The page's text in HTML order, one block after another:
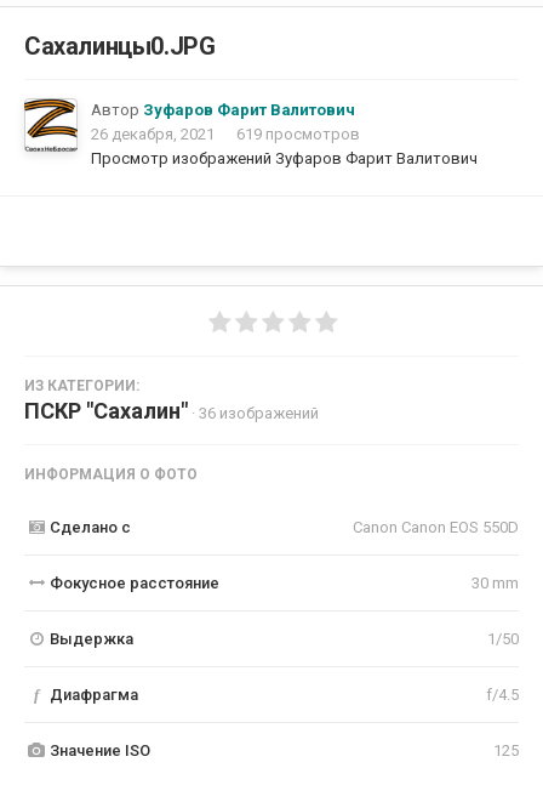
Сахалинцы0.JPG
Автор Зуфаров Фарит Валитович
26 декабря, 2021
619 просмотров
Просмотр изображений Зуфаров Фарит Валитович
ИЗ КАТЕГОРИИ:
ПСКР "Сахалин" · 36 изображений
ИНФОРМАЦИЯ О ФОТО
Сделано с Canon Canon EOS 550D
Фокусное расстояние 30 mm
Выдержка 1/50
f Диафрагма f/4.5
Значение ISO 125